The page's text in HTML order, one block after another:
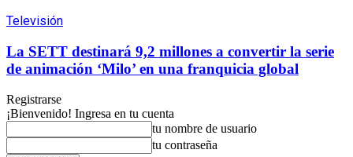
Televisión
La SETT destinará 9,2 millones a convertir la serie
de animación ‘Milo’ en una franquicia global
Registrarse
¡Bienvenido! Ingresa en tu cuenta
tu nombre de usuario
tu contraseña